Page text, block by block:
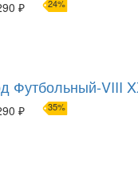
₽ 24%
Футбольный-VIII
₽ 35%